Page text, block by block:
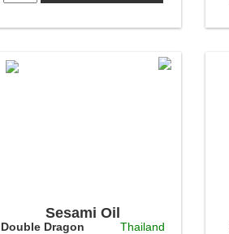
Sesami Oil
Double Dragon Thailand